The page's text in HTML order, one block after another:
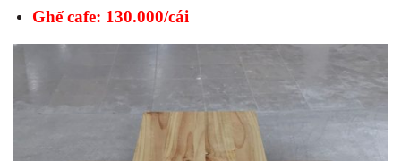
Ghế cafe: 130.000/cái